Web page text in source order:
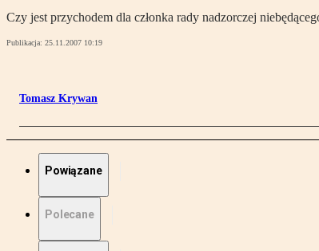
Czy jest przychodem dla członka rady nadzorczej
Publikacja: 25.11.2007 10:19
Tomasz Krywan
Powiązane
Polecane